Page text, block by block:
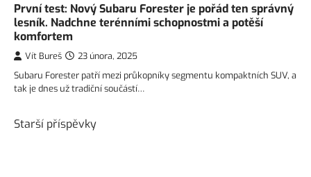
První test: Nový Subaru Forester je pořád ten správný
lesník. Nadchne terénními schopnostmi a potěší
komfortem
Vít Bureš
23 února, 2025
Subaru Forester patří mezi průkopníky segmentu kompaktních SUV, a
tak je dnes už tradiční součástí…
Navigace
Starší příspěvky